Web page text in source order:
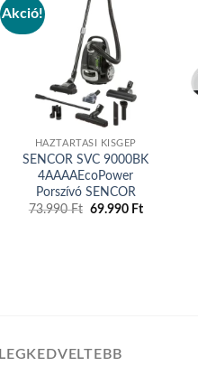
Akció!
wishlist
HÁZTARTÁSI KISGÉP
SENCOR SVC 9000BK
4AAAAEcoPower
Porszívó SENCOR
73.990Ft Original
69.990 FtCurrent
LEGKEDVELTEBB